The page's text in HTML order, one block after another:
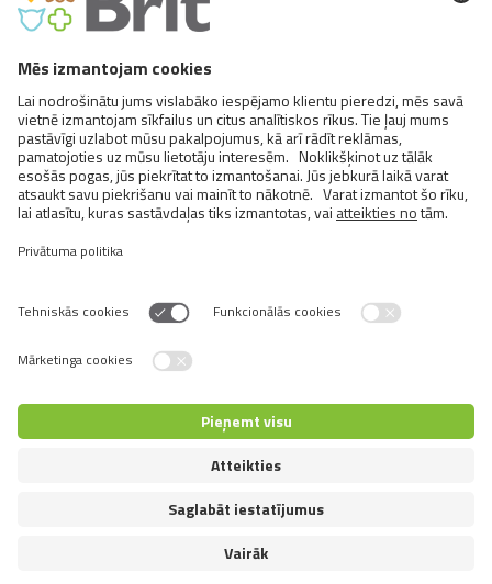
BRIT FRESH CHICKEN WITH
POTATO ADULT GREAT LIFE
Switch language
© 2026 VAFO PRAHA s.r.o. Visas tiesības rezervētas